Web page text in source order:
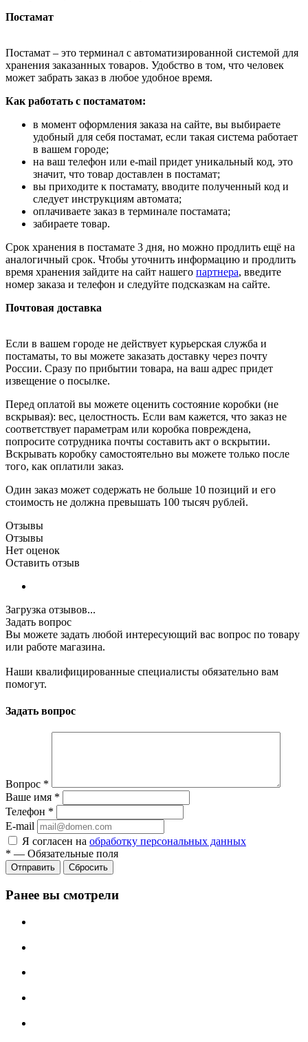
Постамат
Постамат – это терминал с автоматизированной системой для
хранения заказанных товаров. Удобство в том, что человек
может забрать заказ в любое удобное время.
Как работать с постаматом:
в момент оформления заказа на сайте, вы выбираете
удобный для себя постамат, если такая система работает
в вашем городе;
на ваш телефон или e-mail придет уникальный код, это
значит, что товар доставлен в постамат;
вы приходите к постамату, вводите полученный код и
следует инструкциям автомата;
оплачиваете заказ в терминале постамата;
забираете товар.
Срок хранения в постамате 3 дня, но можно продлить ещё на
аналогичный срок. Чтобы уточнить информацию и продлить
время хранения зайдите на сайт нашего партнера, введите
номер заказа и телефон и следуйте подсказкам на сайте.
Почтовая доставка
Если в вашем городе не действует курьерская служба и
постаматы, то вы можете заказать доставку через почту
России. Сразу по прибытии товара, на ваш адрес придет
извещение о посылке.
Перед оплатой вы можете оценить состояние коробки (не
вскрывая): вес, целостность. Если вам кажется, что заказ не
соответствует параметрам или коробка повреждена,
попросите сотрудника почты составить акт о вскрытии.
Вскрывать коробку самостоятельно вы можете только после
того, как оплатили заказ.
Один заказ может содержать не больше 10 позиций и его
стоимость не должна превышать 100 тысяч рублей.
Отзывы
Отзывы
Нет оценок
Оставить отзыв
Загрузка отзывов...
Задать вопрос
Вы можете задать любой интересующий вас вопрос по товару
или работе магазина.
Наши квалифицированные специалисты обязательно вам
помогут.
Задать вопрос
Вопрос *
Ваше имя *
Телефон *
E-mail
Я согласен на обработку персональных данных
* — Обязательные поля
Отправить Сбросить
Ранее вы смотрели